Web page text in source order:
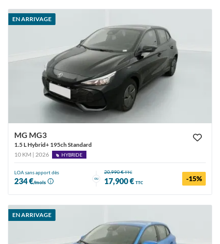
EN ARRIVAGE
MG MG3
1.5 L Hybrid+ 195ch Standard
10 KM | 2026
HYBRIDE
LOA sans apport dès
234 €/mois
ou
20,990 €TTC
17,900 € TTC -15%
EN ARRIVAGE